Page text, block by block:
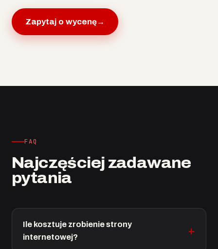
Zapytaj o wycenę→
FAQ
Najczęściej zadawane
pytania
Ile kosztuje zrobienie strony
internetowej?